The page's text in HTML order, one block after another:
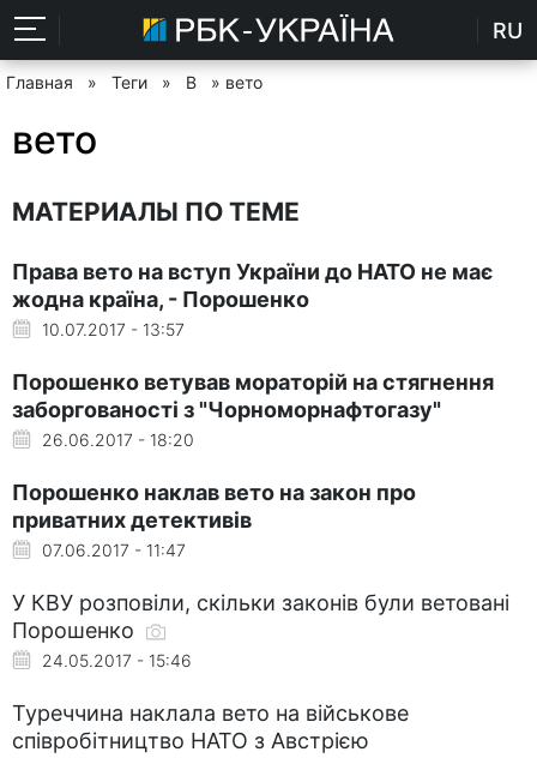
RU
Главная » Теги » В » вето
вето
МАТЕРИАЛЫ ПО ТЕМЕ
Права вето на вступ України до НАТО не має
жодна країна, - Порошенко
10.07.2017 - 13:57
Порошенко ветував мораторій на стягнення
заборгованості з "Чорноморнафтогазу"
26.06.2017 - 18:20
Порошенко наклав вето на закон про
приватних детективів
07.06.2017 - 11:47
У КВУ розповіли, скільки законів були ветовані
Порошенко
24.05.2017 - 15:46
Туреччина наклала вето на військове
співробітництво НАТО з Австрією